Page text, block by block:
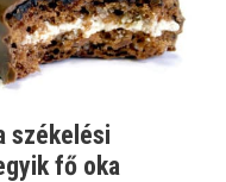
székelési
fő oka